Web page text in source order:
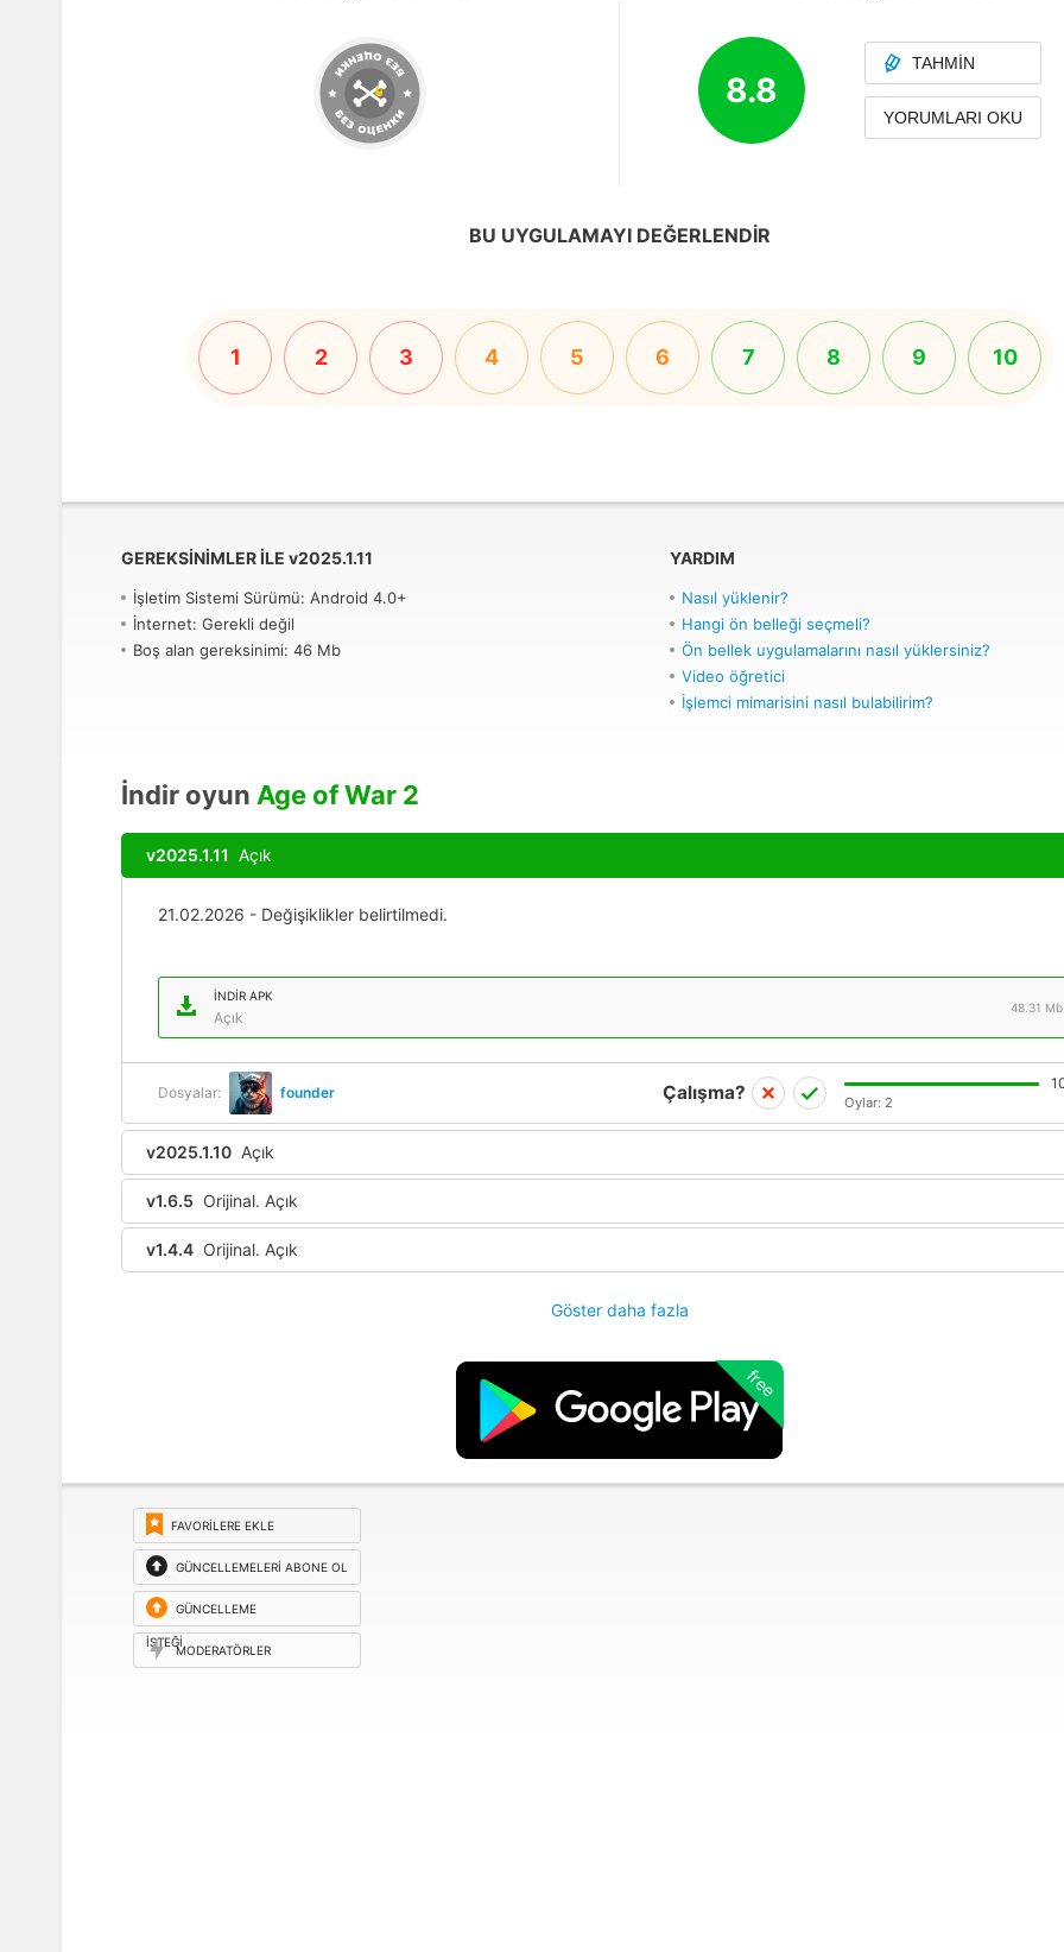
8.8
TAHMIN
YORUMLARI OKU
BU UYGULAMAYI DEĞERLENDIR
1 2 3 4 5 6 7 8 9 10
GEREKSINIMLER ILE v2025.1.11
İşletim Sistemi Sürümü: Android 4.0+
İnternet: Gerekli değil
Boş alan gereksinimi: 46 Mb
YARDIM
Nasıl yüklenir?
Hangi ön belleği seçmeli?
Ön bellek uygulamalarını nasıl yüklersiniz?
Video öğretici
İşlemci mimarisini nasıl bulabilirim?
İndir oyun Age of War 2
v2025.1.11 Açık
21.02.2026 - Değişiklikler belirtilmedi.
İNDIR APK
Açık
48.31 Mb
Dosyalar: founder Çalışma? Oylar: 2
v2025.1.10 Açık
v1.6.5 Orijinal. Açık
v1.4.4 Orijinal. Açık
Göster daha fazla
free
FAVORILERE EKLE
GÜNCELLEMELERI ABONE OL
GÜNCELLEME
ISTEĞI
MODERATÖRLER